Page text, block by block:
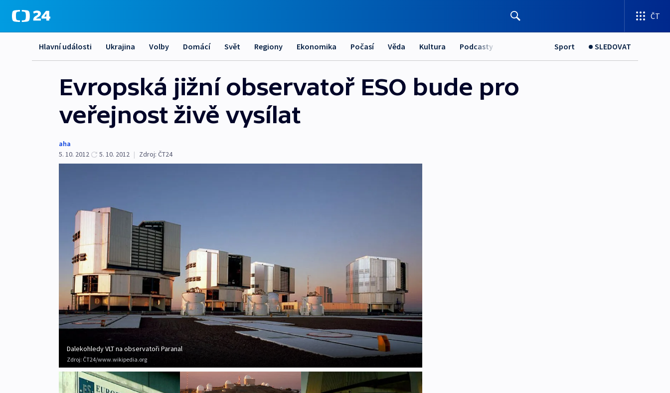
ČT
Hlavní události Ukrajina Volby Domácí Svět Regiony Ekonomika Počasí Věda Kultura Podcasty Sport SLEDOVAT
Evropská jižní observatoř ESO bude pro
veřejnost živě vysílat
aha
5. 10. 2012
5. 10. 2012 | Zdroj: ČT24
Dalekohledy VLT na observatoři Paranal
Zdroj: ČT24/www.wikipedia.org